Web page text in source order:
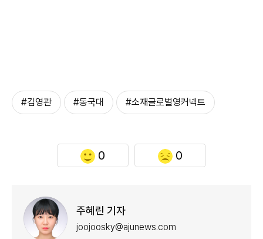
#김영관 #동국대 #소재글로벌영커넥트
0 0
주혜린 기자
joojoosky@ajunews.com